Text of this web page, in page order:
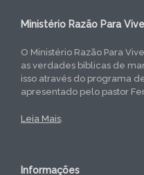
Ministério Razão Para
O Ministério Razão Para
as verdades bíblicas de
isso através do programa
apresentado pelo pastor
Leia Mais
Informações